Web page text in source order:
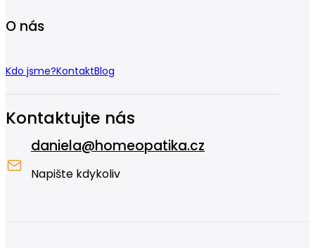
O nás
Kdo jsme?KontaktBlog
Kontaktujte nás
daniela@homeopatika.cz
Napište kdykoliv